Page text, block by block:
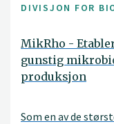
DIVISJON FOR
MikRho -
gunstig
produksjon
Som en av de